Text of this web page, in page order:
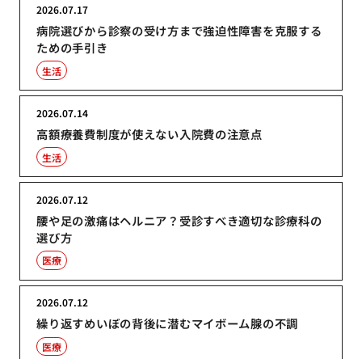
病院選びから診察の受け方まで強迫性障害を克服する
ための手引き
2026.07.17
生活
高額療養費制度が使えない入院費の注意点
2026.07.14
生活
腰や足の激痛はヘルニア？受診すべき適切な診療科の
選び方
2026.07.12
医療
繰り返すめいぼの背後に潜むマイボーム腺の不調
2026.07.12
医療